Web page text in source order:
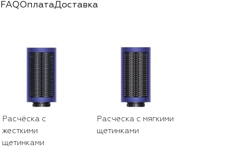
FAQОплатаДоставка
Расчёска с
жесткими
щетинками
Расческа с мягкими
щетинками